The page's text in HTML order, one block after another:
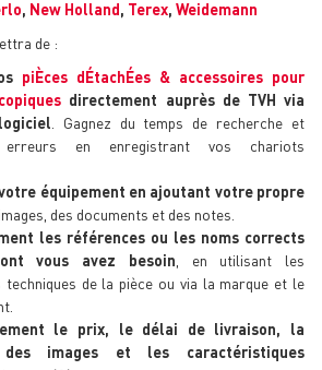
, New Holland, Terex, Weidemann
de :
piÈces dÉtachÉes & accessoires pour
directement auprès de TVH via
. Gagnez du temps de recherche et
en enregistrant vos chariots
équipement en ajoutant votre propre
images, des documents et des notes.
les références ou les noms corrects
vous avez besoin , en utilisant les
de la pièce ou via la marque et le
le prix, le délai de livraison, la
des images et les caractéristiques